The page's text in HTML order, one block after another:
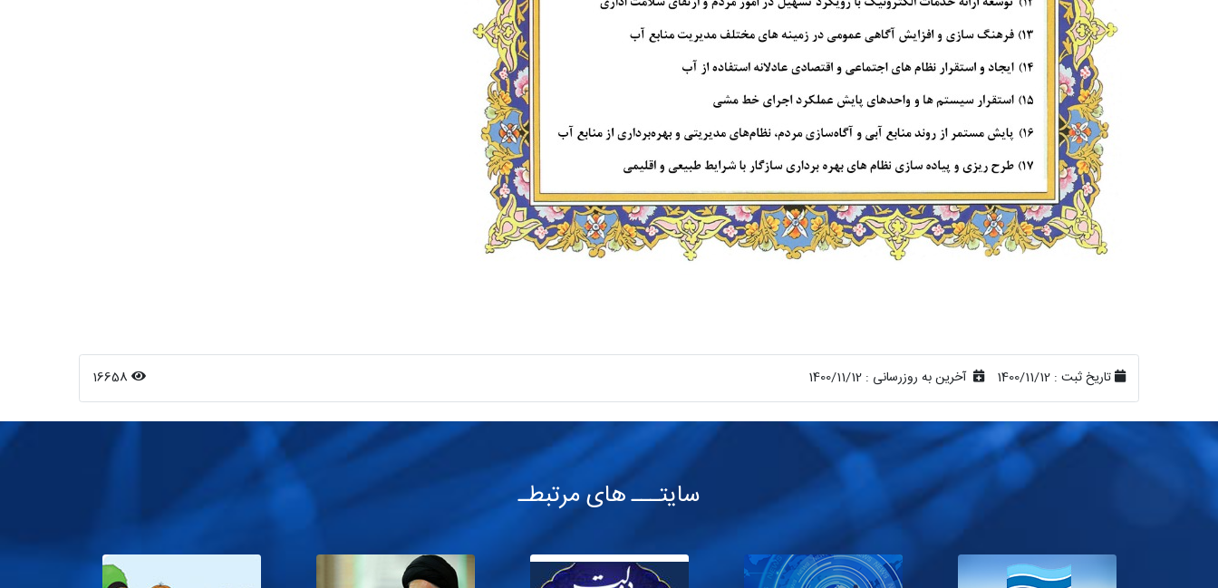
تاریخ ثبت : 1400/11/12 آخرین به روزرسانی : 1400/11/12
16658
سایتـــ های مرتبطـ